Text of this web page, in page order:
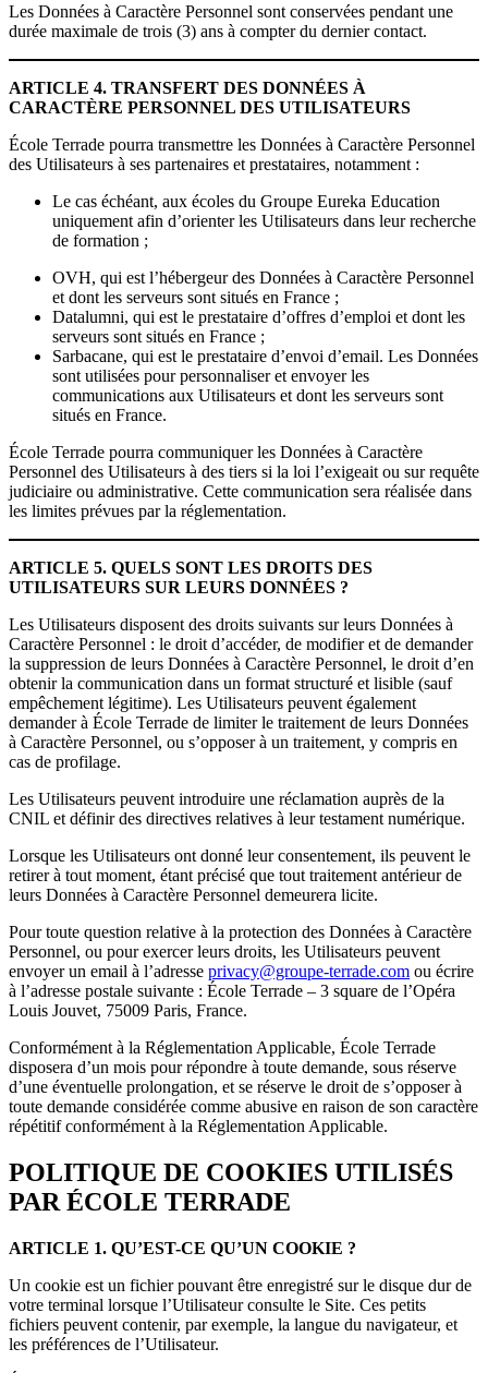
Les Données à Caractère Personnel sont conservées pendant une
durée maximale de trois (3) ans à compter du dernier contact.
ARTICLE 4. TRANSFERT DES DONNÉES À
CARACTÈRE PERSONNEL DES UTILISATEURS
École Terrade pourra transmettre les Données à Caractère Personnel
des Utilisateurs à ses partenaires et prestataires, notamment :
Le cas échéant, aux écoles du Groupe Eureka Education
uniquement afin d’orienter les Utilisateurs dans leur recherche
de formation ;
OVH, qui est l’hébergeur des Données à Caractère Personnel
et dont les serveurs sont situés en France ;
Datalumni, qui est le prestataire d’offres d’emploi et dont les
serveurs sont situés en France ;
Sarbacane, qui est le prestataire d’envoi d’email. Les Données
sont utilisées pour personnaliser et envoyer les
communications aux Utilisateurs et dont les serveurs sont
situés en France.
École Terrade pourra communiquer les Données à Caractère
Personnel des Utilisateurs à des tiers si la loi l’exigeait ou sur requête
judiciaire ou administrative. Cette communication sera réalisée dans
les limites prévues par la réglementation.
ARTICLE 5. QUELS SONT LES DROITS DES
UTILISATEURS SUR LEURS DONNÉES ?
Les Utilisateurs disposent des droits suivants sur leurs Données à
Caractère Personnel : le droit d’accéder, de modifier et de demander
la suppression de leurs Données à Caractère Personnel, le droit d’en
obtenir la communication dans un format structuré et lisible (sauf
empêchement légitime). Les Utilisateurs peuvent également
demander à École Terrade de limiter le traitement de leurs Données
à Caractère Personnel, ou s’opposer à un traitement, y compris en
cas de profilage.
Les Utilisateurs peuvent introduire une réclamation auprès de la
CNIL et définir des directives relatives à leur testament numérique.
Lorsque les Utilisateurs ont donné leur consentement, ils peuvent le
retirer à tout moment, étant précisé que tout traitement antérieur de
leurs Données à Caractère Personnel demeurera licite.
Pour toute question relative à la protection des Données à Caractère
Personnel, ou pour exercer leurs droits, les Utilisateurs peuvent
envoyer un email à l’adresse privacy@groupe-terrade.com ou écrire
à l’adresse postale suivante : École Terrade – 3 square de l’Opéra
Louis Jouvet, 75009 Paris, France.
Conformément à la Réglementation Applicable, École Terrade
disposera d’un mois pour répondre à toute demande, sous réserve
d’une éventuelle prolongation, et se réserve le droit de s’opposer à
toute demande considérée comme abusive en raison de son caractère
répétitif conformément à la Réglementation Applicable.
POLITIQUE DE COOKIES UTILISÉS
PAR ÉCOLE TERRADE
ARTICLE 1. QU’EST-CE QU’UN COOKIE ?
Un cookie est un fichier pouvant être enregistré sur le disque dur de
votre terminal lorsque l’Utilisateur consulte le Site. Ces petits
fichiers peuvent contenir, par exemple, la langue du navigateur, et
les préférences de l’Utilisateur.